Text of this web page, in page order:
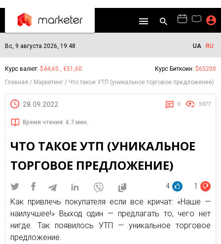
Вс, 9 августа 2026, 19:48 UA RU
Курс валют: $44,65 , €51,60 Курс Биткоин: $65200
Главная
Маркетинг Что такое УТП (уникальное торговое предложение)
28.09.2022 0 5977
Время чтения: 4.7 мин.
ЧТО ТАКОЕ УТП (УНИКАЛЬНОЕ
ТОРГОВОЕ ПРЕДЛОЖЕНИЕ)
4 1
Как привлечь покупателя если все кричат: «Наше —
наилучшее!» Выход один — предлагать то, чего нет
нигде. Так появилось УТП — уникальное торговое
предложение.